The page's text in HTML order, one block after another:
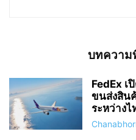
บทความ
FedEx เ
ขนส่งสิน
ระหว่างไ